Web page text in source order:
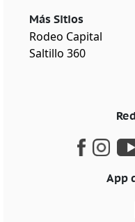
Más Sitios
Rodeo Capital
Saltillo 360
App